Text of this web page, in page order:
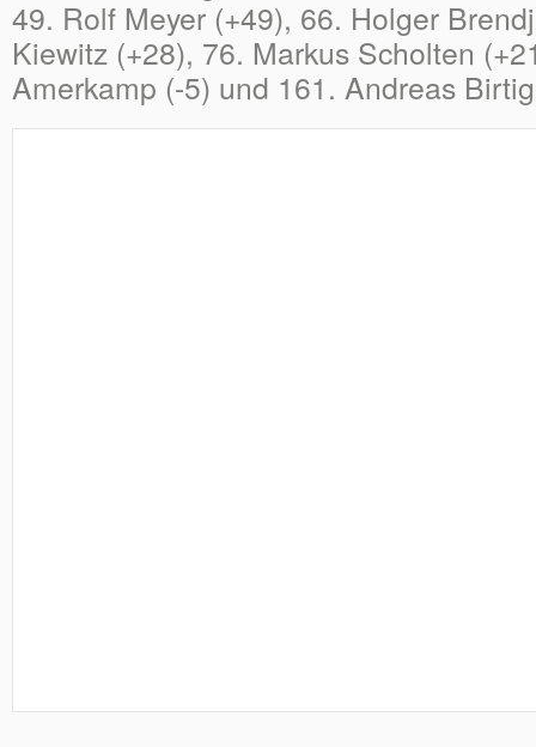
49. Rolf Meyer (+49), 66. Holger
Kiewitz (+28), 76. Markus Scholten
Amerkamp (-5) und 161. Andreas